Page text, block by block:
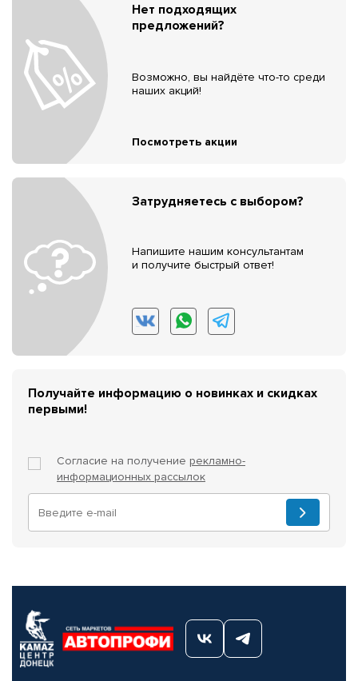
Нет подходящих
предложений?
Возможно, вы найдёте что-то среди
наших акций!
Посмотреть акции
Затрудняетесь с выбором?
Напишите нашим консультантам
и получите быстрый ответ!
Получайте информацию о новинках и скидках
первыми!
Согласие на получение рекламно-
информационных рассылок